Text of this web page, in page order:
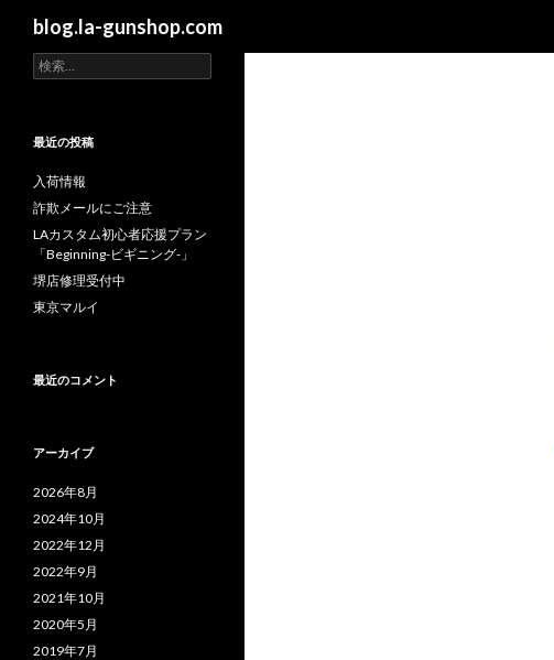
blog.la-gunshop.com
検
索
最近の投稿
入荷情報
詐欺メールにご注意
LAカスタム初心者応援プラン
「Beginning-ビギニング-」
堺店修理受付中
東京マルイ
最近のコメント
アーカイブ
2026年8月
2024年10月
2022年12月
2022年9月
2021年10月
2020年5月
2019年7月